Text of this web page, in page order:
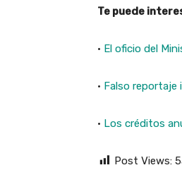
Te puede
· El oficio del
· Falso reportaje
· Los créditos
Post Views: